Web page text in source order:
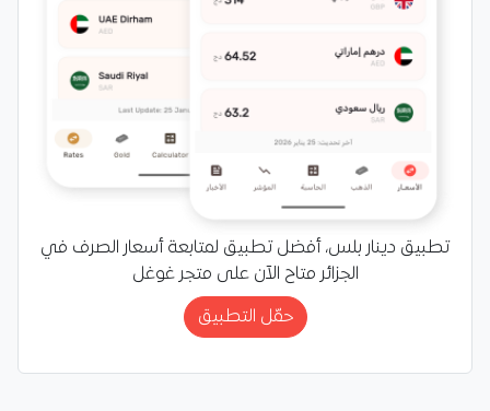
تطبيق دينار بلس، أفضل تطبيق لمتابعة أسعار الصرف في
الجزائر متاح الآن على متجر غوغل
حمّل التطبيق